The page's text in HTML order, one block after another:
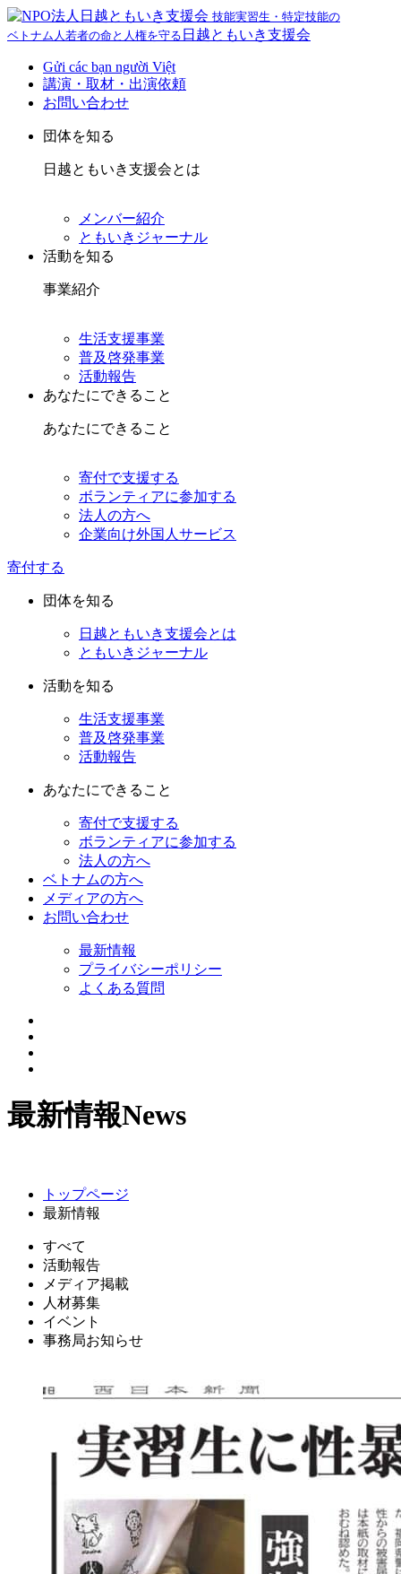
技能実習生・特定技能の
ベトナム人若者の命と人権を守る 日越ともいき支援会
Gửi các bạn người Việt
講演・取材・出演依頼
お問い合わせ
団体を知る
日越ともいき支援会とは
メンバー紹介
ともいきジャーナル
活動を知る
事業紹介
生活支援事業
普及啓発事業
活動報告
あなたにできること
あなたにできること
寄付で支援する
ボランティアに参加する
法人の方へ
企業向け外国人サービス
寄付する
団体を知る
日越ともいき支援会とは
ともいきジャーナル
活動を知る
生活支援事業
普及啓発事業
活動報告
あなたにできること
寄付で支援する
ボランティアに参加する
法人の方へ
ベトナムの方へ
メディアの方へ
お問い合わせ
最新情報
プライバシーポリシー
よくある質問
最新情報News
トップページ
最新情報
すべて
活動報告
メディア掲載
人材募集
イベント
事務局お知らせ